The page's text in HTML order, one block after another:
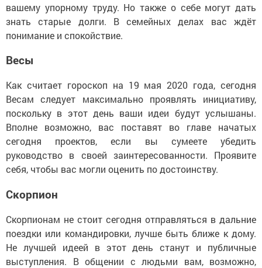
вашему упорному труду. Но также о себе могут дать
знать старые долги. В семейных делах вас ждёт
понимание и спокойствие.
Весы
Как считает гороскоп на 19 мая 2020 года, сегодня
Весам следует максимально проявлять инициативу,
поскольку в этот день ваши идеи будут услышаны.
Вполне возможно, вас поставят во главе начатых
сегодня проектов, если вы сумеете убедить
руководство в своей заинтересованности. Проявите
себя, чтобы вас могли оценить по достоинству.
Скорпион
Скорпионам не стоит сегодня отправляться в дальние
поездки или командировки, лучше быть ближе к дому.
Не лучшей идеей в этот день станут и публичные
выступления. В общении с людьми вам, возможно,